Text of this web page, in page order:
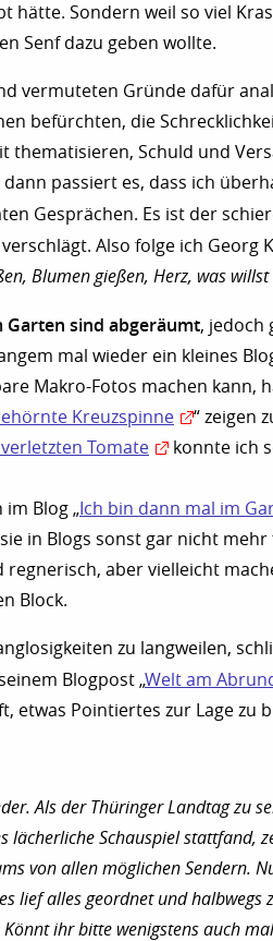
hätte. Sondern weil so viel
Senf dazu geben wollte.
vermuteten Gründe dafür
befürchten, die
thematisieren, Schuld und
passiert es, dass ich
Gesprächen. Es ist der
Also folge ich Georg
Blumen gießen, Herz, was
Garten sind abgeräumt, jedoch
mal wieder ein kleines
Makro-Fotos machen kann,
Kreuzspinne
“ zeigen
Tomate
konnte ich
im Blog „Ich bin dann mal im
in Blogs sonst gar nicht
regnerisch, aber vielleicht
Block.
zu langweilen,
Blogpost „Welt am
etwas Pointiertes zur Lage zu
Als der Thüringer Landtag zu
lächerliche Schauspiel stattfand,
von allen möglichen Sendern.
lief alles geordnet und halbwegs
ihr bitte wenigstens auch